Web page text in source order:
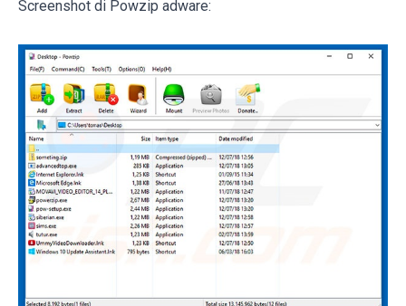
Screenshot di Powzip adware: